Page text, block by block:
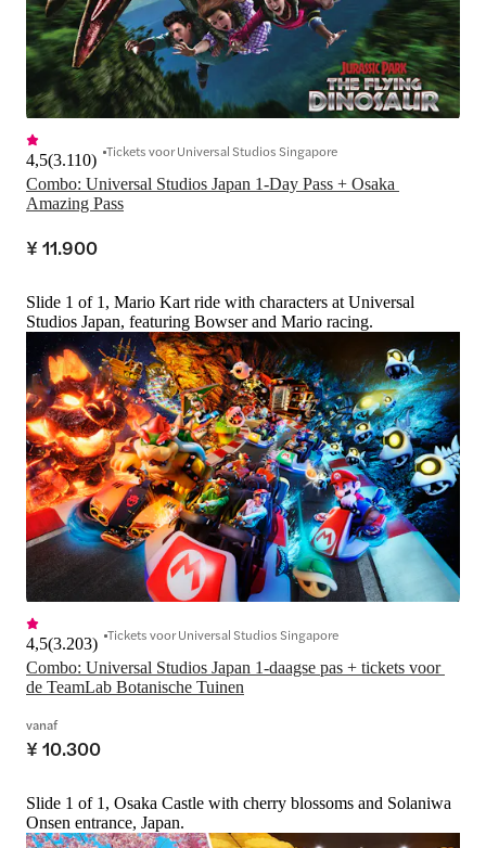
Combo: Universal Studios Japan 1-Day Pass + Osaka
Amazing Pass
4,5(3.110) Tickets voor Universal Studios Singapore
¥ 11.900
Slide 1 of 1, Mario Kart ride with characters at Universal
Studios Japan, featuring Bowser and Mario racing.
Combo: Universal Studios Japan 1-daagse pas + tickets voor
de TeamLab Botanische Tuinen
4,5(3.203) Tickets voor Universal Studios Singapore
vanaf
¥ 10.300
Slide 1 of 1, Osaka Castle with cherry blossoms and Solaniwa
Onsen entrance, Japan.